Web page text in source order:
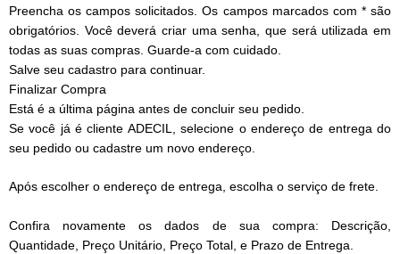
Preencha os campos solicitados. Os campos marcados com * são
obrigatórios. Você deverá criar uma senha, que será utilizada em
todas as suas compras. Guarde-a com cuidado.
Salve seu cadastro para continuar.
Finalizar Compra
Está é a última página antes de concluir seu pedido.
Se você já é cliente ADECIL, selecione o endereço de entrega do
seu pedido ou cadastre um novo endereço.
Após escolher o endereço de entrega, escolha o serviço de frete.
Confira novamente os dados de sua compra: Descrição,
Quantidade, Preço Unitário, Preço Total, e Prazo de Entrega.